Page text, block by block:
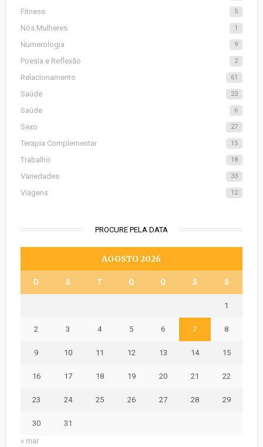
Fitness 5
Nós Mulheres 1
Numerologia 9
Poesia e Reflexão 2
Relacionamento 61
Saúde 23
Saúde 6
Sexo 27
Terapia Complementar 15
Trabalho 18
Variedades 33
Viagens 12
PROCURE PELA DATA
AGOSTO 2026
D S T Q Q S S
1
2 3 4 5 6 7 8
9 10 11 12 13 14 15
16 17 18 19 20 21 22
23 24 25 26 27 28 29
30
31
« mar